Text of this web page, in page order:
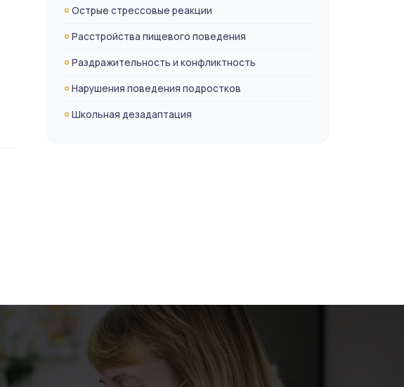
Острые стрессовые реакции
Расстройства пищевого поведения
Раздражительность и конфликтность
Нарушения поведения подростков
Школьная дезадаптация